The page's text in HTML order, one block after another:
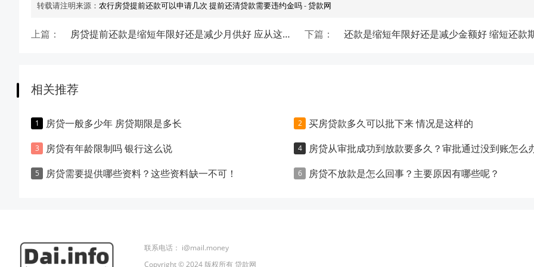
转载请注明来源： 农行房贷提前还款可以申请几次 提前还清贷款需要违约金吗-贷款网
上篇： 房贷提前还款是缩短年限好还是减少月供好 应从这两方面分析 下篇：
相关推荐
房贷一般多少年 房贷期限是多长
买房贷款多久可以批下来 情况是这样的
房贷有年龄限制吗 银行这么说
房贷从审批成功到放款要多久？审批通过没到账怎么
房贷需要提供哪些资料？这些资料缺一不可！
房贷不放款是怎么回事？主要原因有哪些呢？
联系电话： i@mail.money
Copyright © 2024 版权所有 贷款网